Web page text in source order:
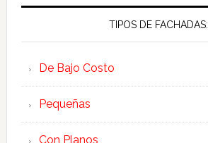
TIPOS DE FACHADAS:
De Bajo Costo
Pequeñas
Con Planos